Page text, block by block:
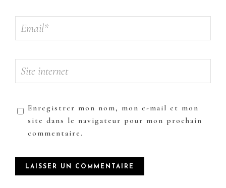
Enregistrer mon nom, mon e-mail et mon
site dans le navigateur pour mon prochain
commentaire.